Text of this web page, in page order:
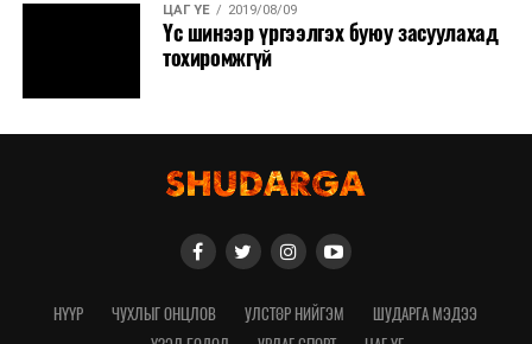
ЦАГ ҮЕ 2019/08/09
Үс шинээр үргээлгэх буюу засуулахад
тохиромжгүй
НҮҮР ЧУХЛЫГ ОНЦЛОВ УЛСТӨР НИЙГЭМ
ШУДАРГА МЭДЭЭ